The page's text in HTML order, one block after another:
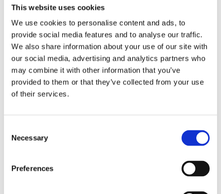
This website uses cookies
We use cookies to personalise content and ads, to
provide social media features and to analyse our traffic.
We also share information about your use of our site with
our social media, advertising and analytics partners who
may combine it with other information that you’ve
provided to them or that they’ve collected from your use
of their services.
Selection
Necessary
Preferences
Kjøp produkt uten print
Ekstra informasjon
Send forespørsel om produkt med print
På lager
På lager